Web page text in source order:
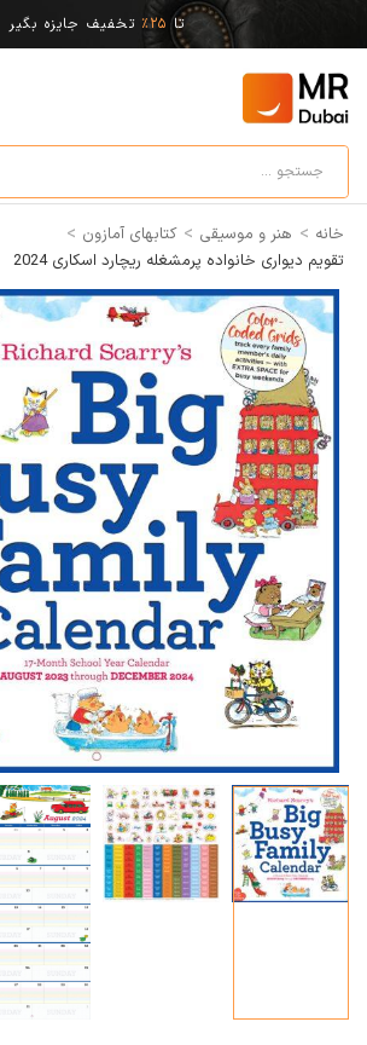
تا 25% تخفیف جایزه بگیر
خانه > هنر و موسیقی > کتابهای آمازون >
تقویم دیواری خانواده پرمشغله ریچارد اسکاری 2024